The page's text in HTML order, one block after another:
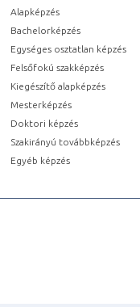
Alapképzés
Bachelorképzés
Egységes osztatlan képzés
Felsőfokú szakképzés
Kiegészítő alapképzés
Mesterképzés
Doktori képzés
Szakirányú továbbképzés
Egyéb képzés